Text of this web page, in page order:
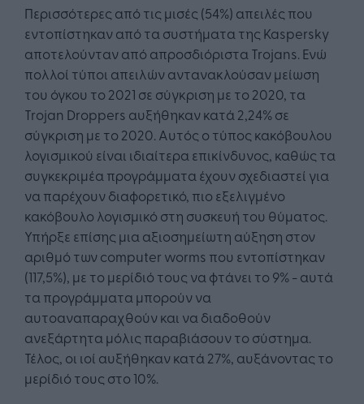
Περισσότερες από τις μισές (54%) απειλές που
εντοπίστηκαν από τα συστήματα της Kaspersky
αποτελούνταν από απροσδιόριστα Trojans. Ενώ
πολλοί τύποι απειλών αντανακλούσαν μείωση
του όγκου το 2021 σε σύγκριση με το 2020, τα
Trojan Droppers αυξήθηκαν κατά 2,24% σε
σύγκριση με το 2020. Αυτός ο τύπος κακόβουλου
λογισμικού είναι ιδιαίτερα επικίνδυνος, καθώς τα
συγκεκριμέα προγράμματα έχουν σχεδιαστεί για
να παρέχουν διαφορετικό, πιο εξελιγμένο
κακόβουλο λογισμικό στη συσκευή του θύματος.
Υπήρξε επίσης μια αξιοσημείωτη αύξηση στον
αριθμό των computer worms που εντοπίστηκαν
(117,5%), με το μερίδιό τους να φτάνει το 9% - αυτά
τα προγράμματα μπορούν να
αυτοαναπαραχθούν και να διαδοθούν
ανεξάρτητα μόλις παραβιάσουν το σύστημα.
Τέλος, οι ιοί αυξήθηκαν κατά 27%, αυξάνοντας το
μερίδιό τους στο 10%.